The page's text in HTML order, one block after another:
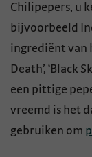
Chilipepers, u
bijvoorbeeld
ingrediënt van
Death’, ‘Black
een pittige
vreemd is het
gebruiken om